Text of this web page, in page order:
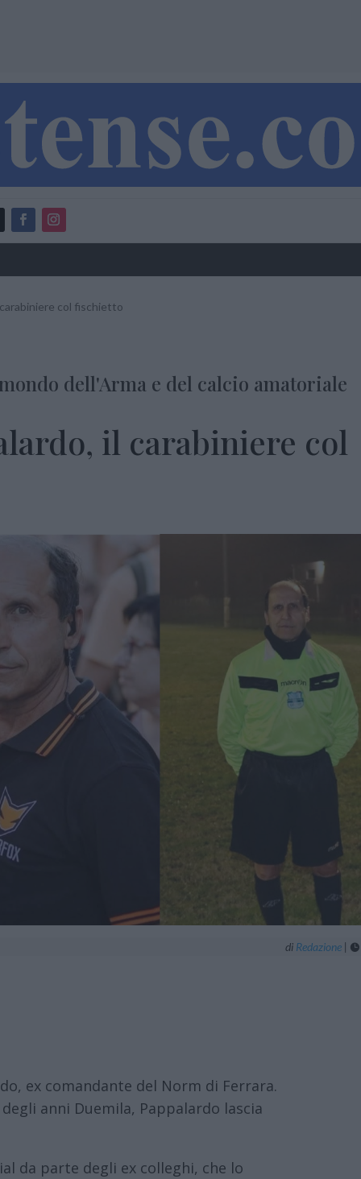
col fischietto
dell'Arma e del calcio amatoriale
il carabiniere col
di Redazione| 
ex comandante del Norm di Ferrara.
anni Duemila, Pappalardo lascia
da parte degli ex colleghi, che lo